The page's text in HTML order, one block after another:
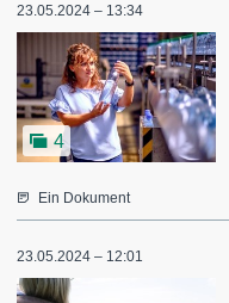
23.05.2024 – 13:34
4
Ein Dokument
23.05.2024 – 12:01